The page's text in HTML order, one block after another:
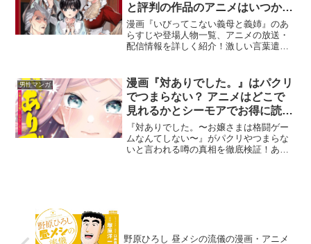
と評判の作品のアニメはいつか
ら？ 無料の試し読み情報も解説
漫画『いびってこない義母と義姉』のあ
らすじや登場人物一覧、アニメの放送・
配信情報を詳しく紹介！激しい言葉遣い
とアニメの違い、コミックシーモアのお
得な試し読み情報も網羅。
男性マンガ
漫画『対ありでした。』はパクリ
でつまらない？ アニメはどこで
見れるかとシーモアでお得に読む
方法を解説
『対ありでした。〜お嬢さまは格闘ゲー
ムなんてしない〜』がパクリやつまらな
いと言われる噂の真相を徹底検証！あら
野原ひろし 昼メシの流儀の漫画・アニメ